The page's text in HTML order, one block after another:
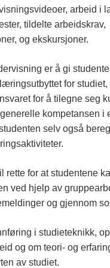
arbeid i
tildelte arbeidskrav,
og ekskursjoner.
er å gi
for studiet,
for å tilegne seg
kompetansen i
selv også
rette for at studentene
ved hjelp av
og gjennom
i studieteknikk,
og om teori- og
av studiet.